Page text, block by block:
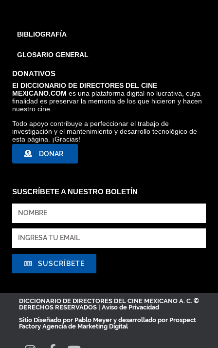
BIBLIOGRAFÍA
GLOSARIO GENERAL
DONATIVOS
El DICCIONARIO DE DIRECTORES DEL CINE
MEXICANO.COM es una plataforma digital no lucrativa, cuya
finalidad es preservar la memoria de los que hicieron y hacen
nuestro cine.
Todo apoyo contribuye a perfeccionar el trabajo de
investigación y el mantenimiento y desarrollo tecnológico de
esta página. ¡Gracias!
DONAR
SUSCRÍBETE A NUESTRO BOLETÍN
SUSCRÍBETE
DICCIONARIO DE DIRECTORES DEL CINE MEXICANO A. C. ©
DERECHOS RESERVADOS | Aviso de Privacidad
Sitio Diseñado por Pablo Meyer y desarrollado por Prospect
Factory Agencia de Marketing Digital